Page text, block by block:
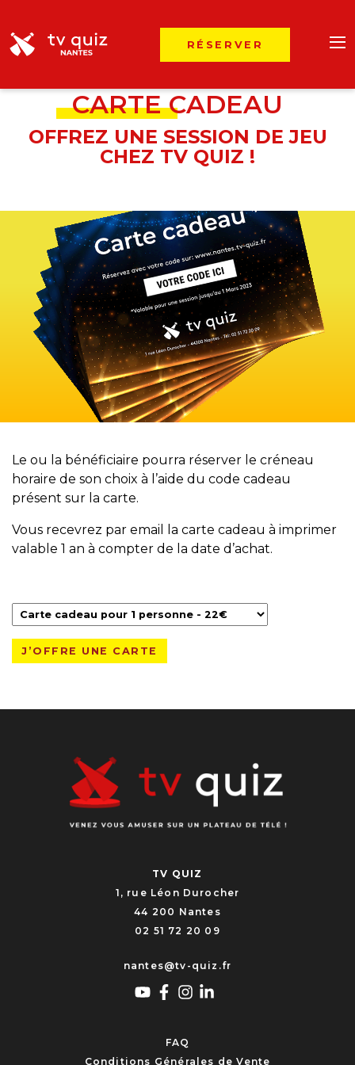
RÉSERVER
CARTE CADEAU
OFFREZ UNE SESSION DE JEU
CHEZ TV QUIZ !
Le ou la bénéficiaire pourra réserver le créneau
horaire de son choix à l’aide du code cadeau
présent sur la carte.
Vous recevrez par email la carte cadeau à imprimer
valable 1 an à compter de la date d’achat.
J’OFFRE UNE CARTE
TV QUIZ
1, rue Léon Durocher
44 200 Nantes
02 51 72 20 09
nantes@tv-quiz.fr
FAQ
Conditions Générales de Vente